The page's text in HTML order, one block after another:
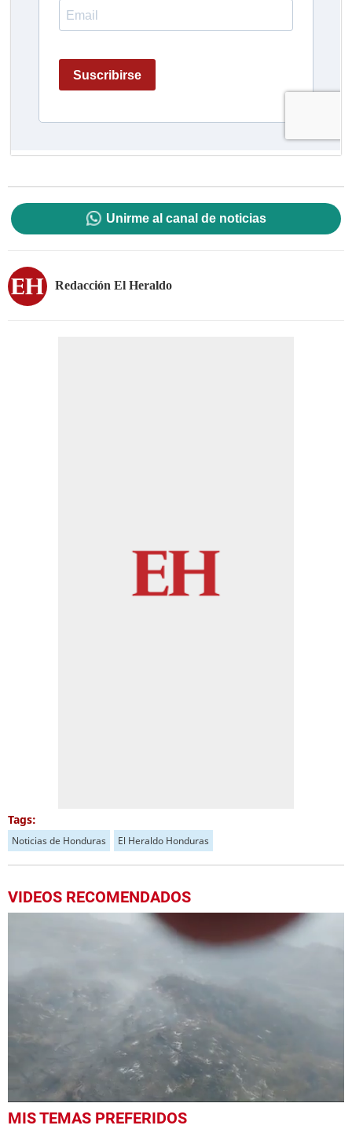
Unirme al canal de noticias
Redacción El Heraldo
Tags:
Noticias de Honduras El Heraldo Honduras
VIDEOS RECOMENDADOS
seconds
MIS TEMAS PREFERIDOS